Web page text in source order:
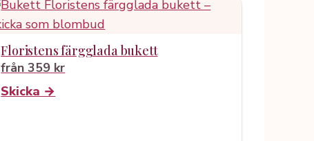
Floristens färgglada bukett
från 359 kr
Skicka →